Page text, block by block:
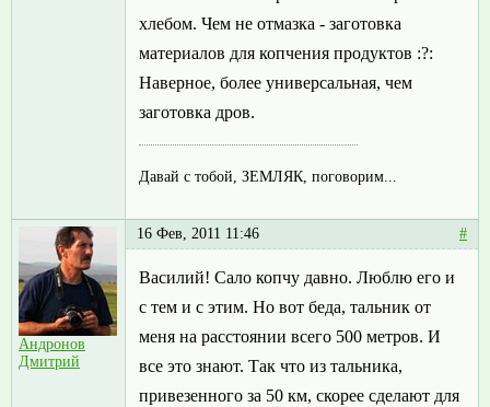
хлебом. Чем не отмазка - заготовка
материалов для копчения продуктов :?:
Наверное, более универсальная, чем
заготовка дров.
Давай с тобой, ЗЕМЛЯК, поговорим...
Андронов
Дмитрий
16 Фев, 2011 11:46 #
Василий! Сало копчу давно. Люблю его и
с тем и с этим. Но вот беда, тальник от
меня на расстоянии всего 500 метров. И
все это знают. Так что из тальника,
привезенного за 50 км, скорее сделают для